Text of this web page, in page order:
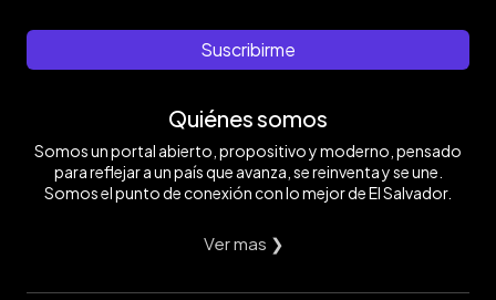
Suscribirme
Quiénes somos
Somos un portal abierto, propositivo y moderno, pensado
para reflejar a un país que avanza, se reinventa y se une.
Somos el punto de conexión con lo mejor de El Salvador.
Ver mas ❯